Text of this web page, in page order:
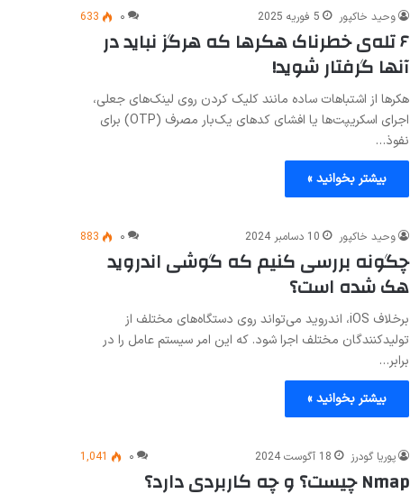
وحید خاکپور 5 فوریه 2025 ۰ 633
۶ تله‌ی خطرناک هکرها که هرگز نباید در
آنها گرفتار شوید!
هکرها از اشتباهات ساده مانند کلیک کردن روی لینک‌های جعلی،
اجرای اسکریپت‌ها یا افشای کدهای یک‌بار مصرف (OTP) برای
نفوذ…
بیشتر بخوانید »
وحید خاکپور 10 دسامبر 2024 ۰ 883
چگونه بررسی کنیم که گوشی اندروید
هک شده است؟
برخلاف iOS، اندروید می‌تواند روی دستگاه‌های مختلف از
تولیدکنندگان مختلف اجرا شود. که این امر سیستم عامل را در
برابر…
بیشتر بخوانید »
پوریا گودرز 18 آگوست 2024 ۰ 1,041
Nmap چیست؟ و چه کاربردی دارد؟